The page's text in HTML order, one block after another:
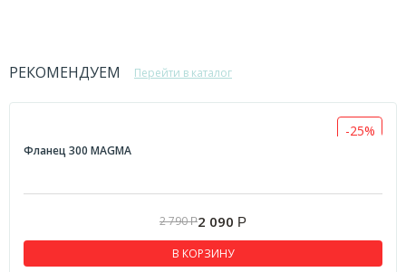
РЕКОМЕНДУЕМ Перейти в каталог
-25%
Фланец 300 MAGMA
2 790Р2 090 Р
В КОРЗИНУ